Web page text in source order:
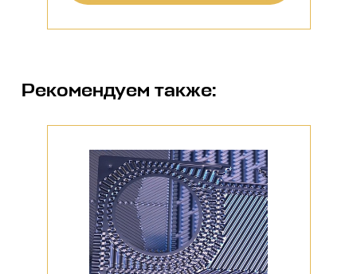
Рекомендуем также: